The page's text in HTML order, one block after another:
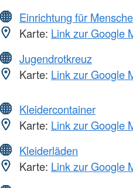
Einrichtung für
Karte: Link zur Google
Jugendrotkreuz
Karte: Link zur Google
Kleidercontainer
Karte: Link zur Google
Kleiderläden
Karte: Link zur Google